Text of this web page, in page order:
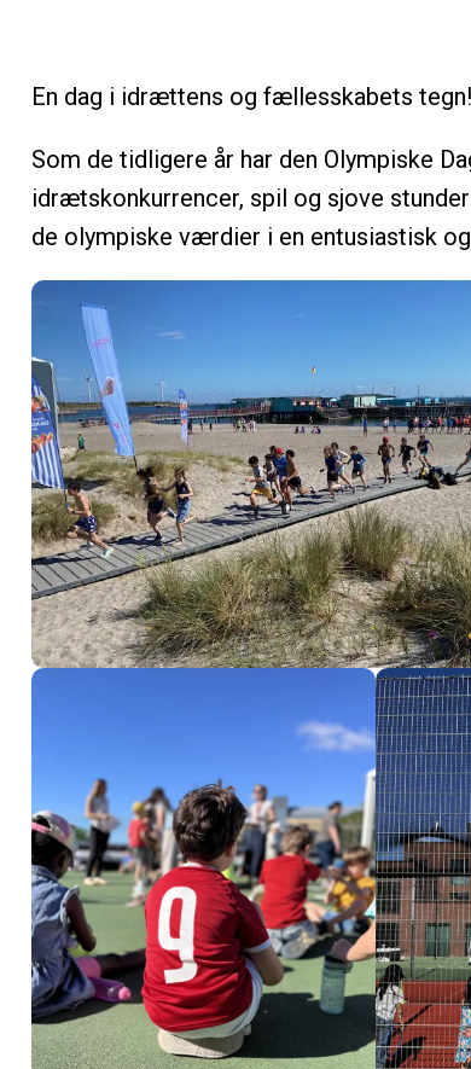
En dag i idrættens og fællesskabets tegn!
Som de tidligere år har den Olympiske
idrætskonkurrencer, spil og sjove
de olympiske værdier i en entusiastisk